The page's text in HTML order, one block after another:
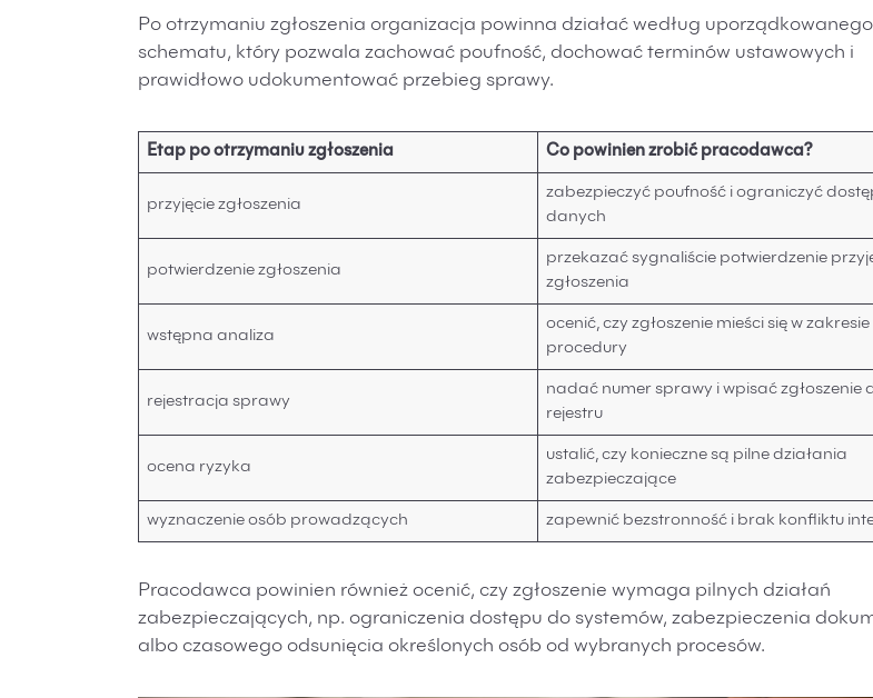
Po otrzymaniu zgłoszenia organizacja powinna działać według uporządkowanego
schematu, który pozwala zachować poufność, dochować terminów ustawowych i
prawidłowo udokumentować przebieg sprawy.
Etap po otrzymaniu zgłoszenia Co powinien zrobić pracodawca?
przyjęcie zgłoszenia
zabezpieczyć poufność i ograniczyć
danych
potwierdzenie zgłoszenia
przekazać sygnaliście potwierdzenie
zgłoszenia
wstępna analiza
ocenić, czy zgłoszenie mieści się w zakresie
procedury
rejestracja sprawy
nadać numer sprawy i wpisać zgłoszenie
rejestru
ocena ryzyka
ustalić, czy konieczne są pilne działania
zabezpieczające
wyznaczenie osób prowadzących zapewnić bezstronność i brak konfliktu
Pracodawca powinien również ocenić, czy zgłoszenie wymaga pilnych działań
zabezpieczających, np. ograniczenia dostępu do systemów, zabezpieczenia
albo czasowego odsunięcia określonych osób od wybranych procesów.